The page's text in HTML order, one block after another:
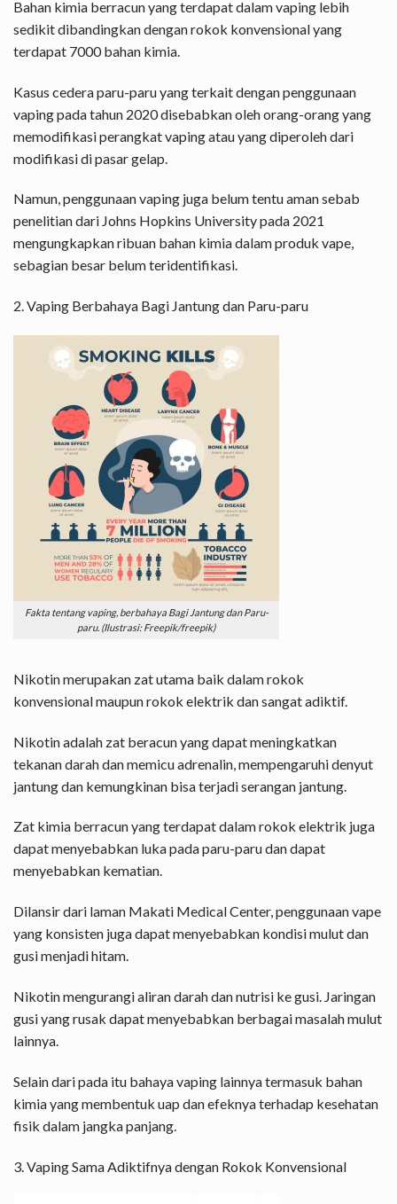
Bahan kimia berracun yang terdapat dalam vaping lebih
sedikit dibandingkan dengan rokok konvensional yang
terdapat 7000 bahan kimia.
Kasus cedera paru-paru yang terkait dengan penggunaan
vaping pada tahun 2020 disebabkan oleh orang-orang yang
memodifikasi perangkat vaping atau yang diperoleh dari
modifikasi di pasar gelap.
Namun, penggunaan vaping juga belum tentu aman sebab
penelitian dari Johns Hopkins University pada 2021
mengungkapkan ribuan bahan kimia dalam produk vape,
sebagian besar belum teridentifikasi.
2. Vaping Berbahaya Bagi Jantung dan Paru-paru
Fakta tentang vaping, berbahaya Bagi Jantung dan Paru-
paru. (Ilustrasi: Freepik/freepik)
Nikotin merupakan zat utama baik dalam rokok
konvensional maupun rokok elektrik dan sangat adiktif.
Nikotin adalah zat beracun yang dapat meningkatkan
tekanan darah dan memicu adrenalin, mempengaruhi denyut
jantung dan kemungkinan bisa terjadi serangan jantung.
Zat kimia berracun yang terdapat dalam rokok elektrik juga
dapat menyebabkan luka pada paru-paru dan dapat
menyebabkan kematian.
Dilansir dari laman Makati Medical Center, penggunaan vape
yang konsisten juga dapat menyebabkan kondisi mulut dan
gusi menjadi hitam.
Nikotin mengurangi aliran darah dan nutrisi ke gusi. Jaringan
gusi yang rusak dapat menyebabkan berbagai masalah mulut
lainnya.
Selain dari pada itu bahaya vaping lainnya termasuk bahan
kimia yang membentuk uap dan efeknya terhadap kesehatan
fisik dalam jangka panjang.
3. Vaping Sama Adiktifnya dengan Rokok Konvensional